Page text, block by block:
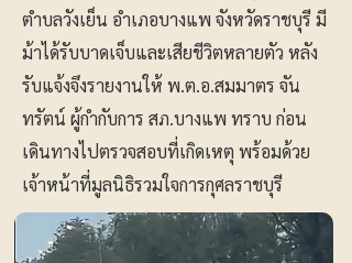
ตำบลวังเย็น อำเภอบางแพ จังหวัดราชบุรี มี
ม้าได้รับบาดเจ็บและเสียชีวิตหลายตัว หลัง
รับแจ้งจึงรายงานให้ พ.ต.อ.สมมาตร จัน
ทรัตน์ ผู้กำกับการ สภ.บางแพ ทราบ ก่อน
เดินทางไปตรวจสอบที่เกิดเหตุ พร้อมด้วย
เจ้าหน้าที่มูลนิธิรวมใจการกุศลราชบุรี